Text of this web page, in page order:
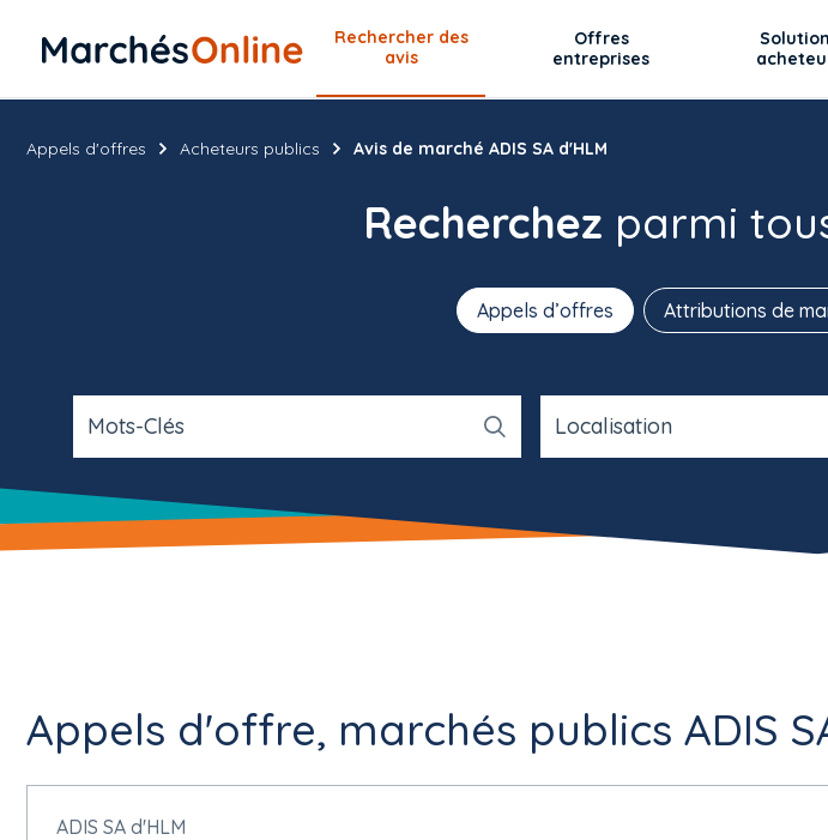
Rechercher des
avis
Offres
entreprises
Recherchez parmi
Appels d’offres Attributions de
Mots-Clés Localisation
Appels d'offres Acheteurs publics Avis de marché ADIS SA d'HLM
Appels d'offre, marchés publics ADIS
ADIS SA d'HLM